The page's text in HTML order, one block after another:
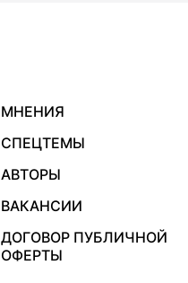
МНЕНИЯ
СПЕЦТЕМЫ
АВТОРЫ
ВАКАНСИИ
ДОГОВОР ПУБЛИЧНОЙ
ОФЕРТЫ